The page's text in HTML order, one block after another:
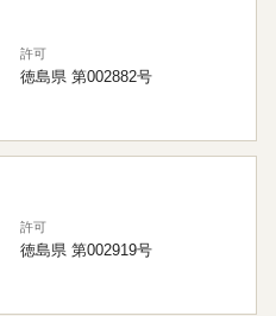
許可
徳島県 第002882号
許可
徳島県 第002919号